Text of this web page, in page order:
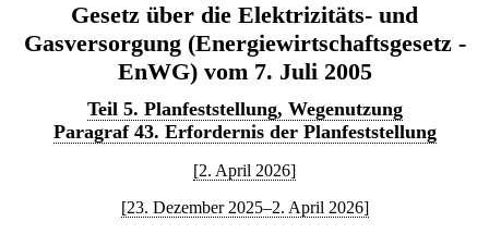
Gesetz über die Elektrizitäts- und
Gasversorgung (Energiewirtschaftsgesetz -
EnWG) vom 7. Juli 2005
Teil 5. Planfeststellung, Wegenutzung
Paragraf 43. Erfordernis der Planfeststellung
[2. April 2026]
[23. Dezember 2025–2. April 2026]